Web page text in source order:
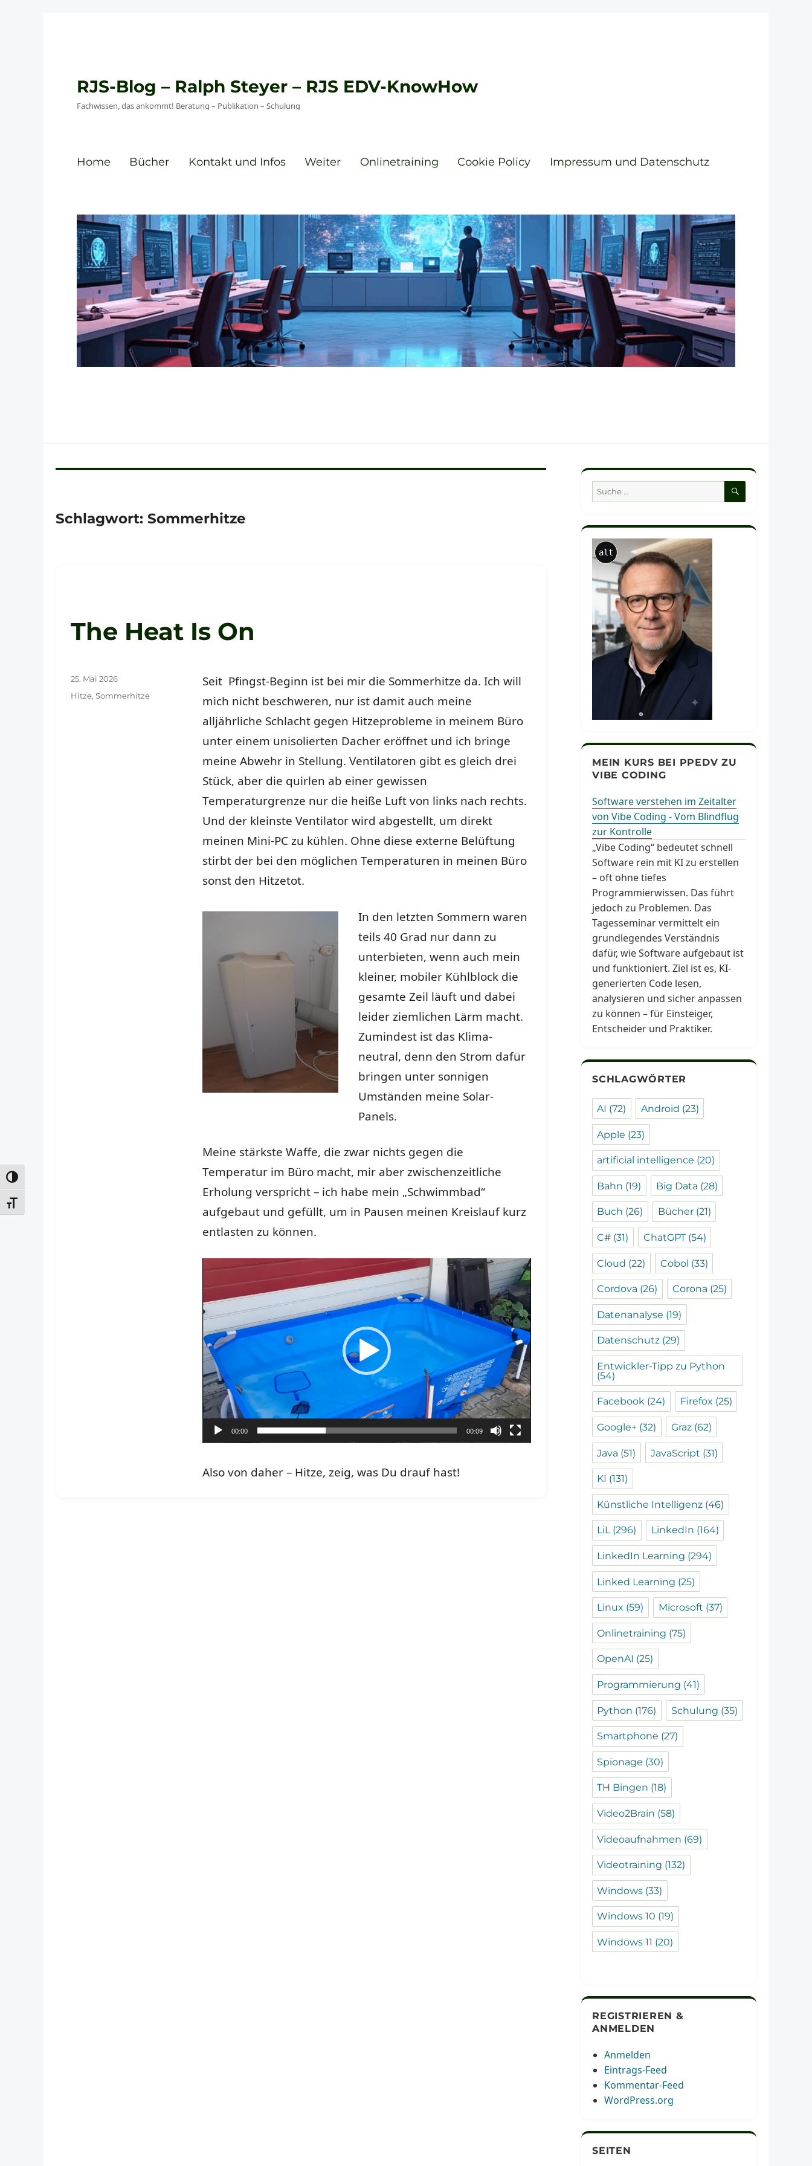
UMSCHALTEN AUF HOHE KONTRASTE
SCHRIFT VERGRÖSSERN
RJS-Blog – Ralph Steyer – RJS EDV-KnowHow
Fachwissen, das ankommt! Beratung – Publikation – Schulung
Home Bücher Kontakt und Infos Weiter Onlinetraining Cookie Policy Impressum und Datenschutz
Schlagwort: Sommerhitze
The Heat Is On
Seit Pfingst-Beginn ist bei mir die Sommerhitze da. Ich will
mich nicht beschweren, nur ist damit auch meine
alljährliche Schlacht gegen Hitzeprobleme in meinem Büro
unter einem unisolierten Dacher eröffnet und ich bringe
meine Abwehr in Stellung. Ventilatoren gibt es gleich drei
Stück, aber die quirlen ab einer gewissen
Temperaturgrenze nur die heiße Luft von links nach rechts.
Und der kleinste Ventilator wird abgestellt, um direkt
meinen Mini-PC zu kühlen. Ohne diese externe Belüftung
stirbt der bei den möglichen Temperaturen in meinen Büro
sonst den Hitzetot.
In den letzten Sommern waren
teils 40 Grad nur dann zu
unterbieten, wenn auch mein
kleiner, mobiler Kühlblock die
gesamte Zeil läuft und dabei
leider ziemlichen Lärm macht.
Zumindest ist das Klima-
neutral, denn den Strom dafür
bringen unter sonnigen
Umständen meine Solar-
Panels.
Meine stärkste Waffe, die zwar nichts gegen die
Temperatur im Büro macht, mir aber zwischenzeitliche
Erholung verspricht – ich habe mein „Schwimmbad“
aufgebaut und gefüllt, um in Pausen meinen Kreislauf kurz
entlasten zu können.
Video-
Player
00:00 00:09
Also von daher – Hitze, zeig, was Du drauf hast!
Veröffentlicht
am
25. Mai 2026
Schlagwörter
Hitze, Sommerhitze
Suche
nach:
SUCHEN
alt
MEIN KURS BEI PPEDV ZU
VIBE CODING
Software verstehen im Zeitalter
von Vibe Coding - Vom Blindflug
zur Kontrolle
„Vibe Coding“ bedeutet schnell
Software rein mit KI zu erstellen
– oft ohne tiefes
Programmierwissen. Das führt
jedoch zu Problemen. Das
Tagesseminar vermittelt ein
grundlegendes Verständnis
dafür, wie Software aufgebaut ist
und funktioniert. Ziel ist es, KI-
generierten Code lesen,
analysieren und sicher anpassen
zu können – für Einsteiger,
Entscheider und Praktiker.
SCHLAGWÖRTER
AI (72) Android (23)
Apple (23)
artificial intelligence (20)
Bahn (19) Big Data (28)
Buch (26) Bücher(21)
C# (31) ChatGPT(54)
Cloud (22) Cobol (33)
Cordova (26) Corona (25)
Datenanalyse (19)
Datenschutz (29)
Entwickler-Tipp zu Python
(54)
Facebook (24) Firefox (25)
Google+ (32) Graz(62)
Java (51) JavaScript (31)
KI (131)
Künstliche Intelligenz (46)
LiL(296) LinkedIn (164)
LinkedIn Learning (294)
Linked Learning (25)
Linux (59) Microsoft (37)
Onlinetraining (75)
OpenAI (25)
Programmierung (41)
Python (176) Schulung (35)
Smartphone (27)
Spionage (30)
TH Bingen (18)
Video2Brain (58)
Videoaufnahmen (69)
Videotraining (132)
Windows (33)
Windows 10 (19)
Windows 11 (20)
REGISTRIEREN &
ANMELDEN
Anmelden
Eintrags-Feed
Kommentar-Feed
WordPress.org
SEITEN